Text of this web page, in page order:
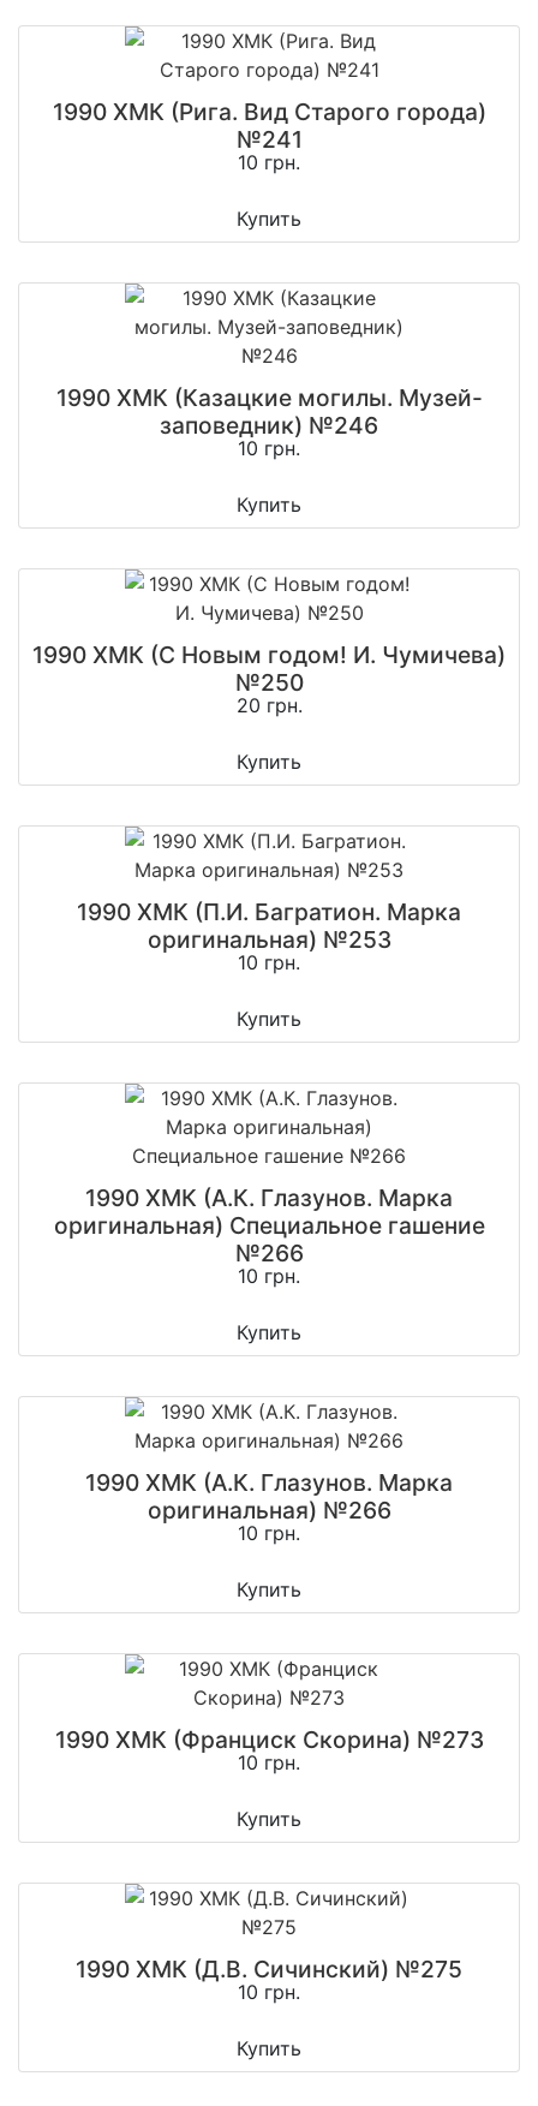
1990 ХМК (Рига. Вид Старого города)
№241
10 грн.
Купить
1990 ХМК (Казацкие могилы. Музей-
заповедник) №246
10 грн.
Купить
1990 ХМК (С Новым годом! И. Чумичева)
№250
20 грн.
Купить
1990 ХМК (П.И. Багратион. Марка
оригинальная) №253
10 грн.
Купить
1990 ХМК (А.К. Глазунов. Марка
оригинальная) Специальное гашение
№266
10 грн.
Купить
1990 ХМК (А.К. Глазунов. Марка
оригинальная) №266
10 грн.
Купить
1990 ХМК (Франциск Скорина) №273
10 грн.
Купить
1990 ХМК (Д.В. Сичинский) №275
10 грн.
Купить